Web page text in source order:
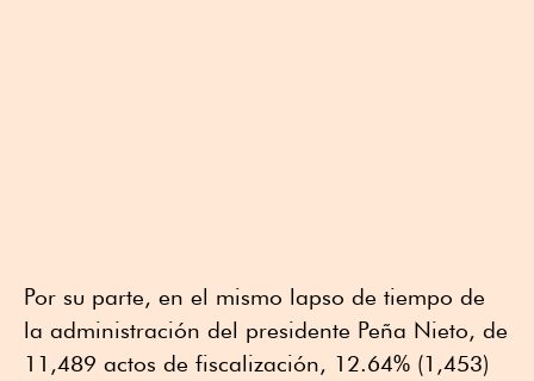
Por su parte, en el mismo lapso de tiempo de
la administración del presidente Peña Nieto, de
11,489 actos de fiscalización, 12.64% (1,453)